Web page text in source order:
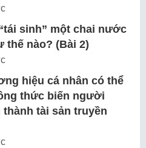
sinh” một chai nước
thế nào? (Bài 2)
hiệu cá nhân có thể
thức biến người
tài sản truyền